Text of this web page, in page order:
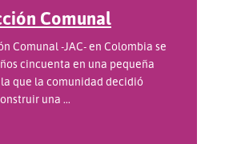
Comunal
Comunal -JAC- en Colombia se
cincuenta en una pequeña
que la comunidad decidió
una ...